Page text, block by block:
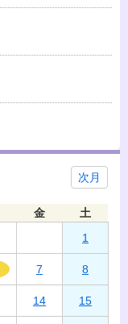
次月
金
土
1
7 8
14 15